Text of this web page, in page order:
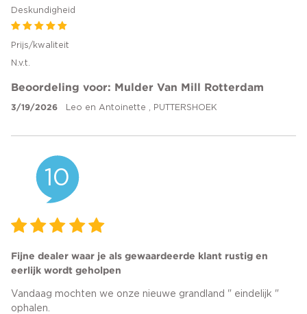
Deskundigheid
Prijs/kwaliteit
N.v.t.
Beoordeling voor: Mulder Van Mill Rotterdam
3/19/2026 Leo en Antoinette , PUTTERSHOEK
10
Fijne dealer waar je als gewaardeerde klant rustig en
eerlijk wordt geholpen
Vandaag mochten we onze nieuwe grandland " eindelijk "
ophalen.